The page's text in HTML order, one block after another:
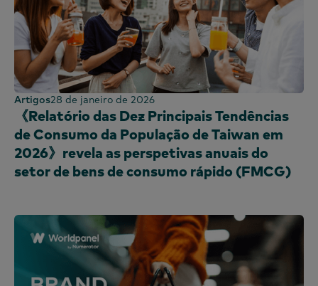
Artigos28 de janeiro de 2026
《Relatório das Dez Principais Tendências
de Consumo da População de Taiwan em
2026》revela as perspetivas anuais do
setor de bens de consumo rápido (FMCG)